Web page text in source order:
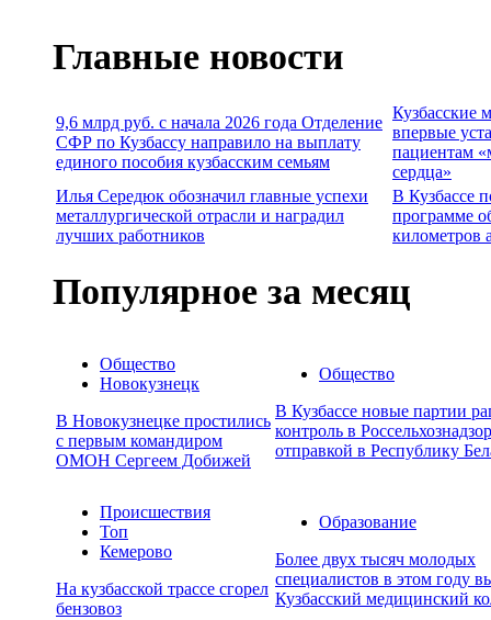
Главные новости
9,6 млрд руб. с начала 2026 года Отделение
СФР по Кузбассу направило на выплату
единого пособия кузбасским семьям
Кузбасские
впервые
пациентам
сердца»
Илья Середюк обозначил главные успехи
металлургической отрасли и наградил
лучших работников
В Кузбассе
программе
километров
Популярное за месяц
Общество
Новокузнецк
В Новокузнецке простились
с первым командиром
ОМОН Сергеем Добижей
Общество
В Кузбассе новые партии
контроль в
отправкой в Республику
Происшествия
Топ
Кемерово
На кузбасской трассе сгорел
бензовоз
Образование
Более двух тысяч молодых
специалистов в этом году
Кузбасский медицинский